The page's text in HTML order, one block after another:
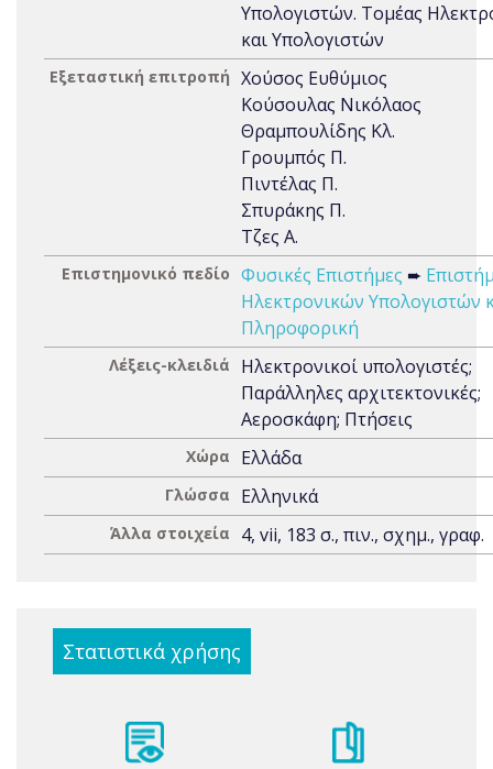
Υπολογιστών. Τομέας
και Υπολογιστών
Εξεταστική επιτροπή Χούσος Ευθύμιος
Κούσουλας Νικόλαος
Θραμπουλίδης Κλ.
Γρουμπός Π.
Πιντέλας Π.
Σπυράκης Π.
Τζες Α.
Επιστημονικό πεδίο Φυσικές Επιστήμες ➨
Ηλεκτρονικών Υπολογιστών
Πληροφορική
Λέξεις-κλειδιά
Ηλεκτρονικοί υπολογιστές;
Παράλληλες αρχιτεκτονικές;
Αεροσκάφη; Πτήσεις
Χώρα Ελλάδα
Γλώσσα Ελληνικά
Άλλα στοιχεία 4, vii, 183 σ., πιν., σχημ., γραφ.
Στατιστικά χρήσης